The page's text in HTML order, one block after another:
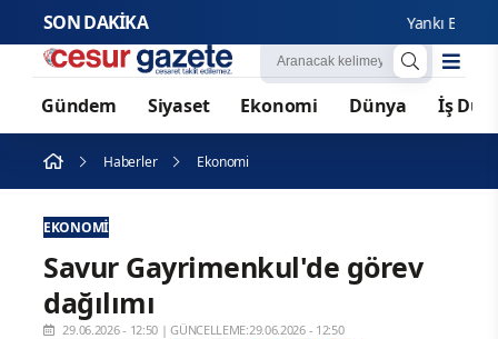
SON DAKİKA Yankı
Gündem Siyaset Ekonomi Dünya İş
Haberler Ekonomi
EKONOMI
Savur Gayrimenkul'de görev
dağılımı
29.06.2026 - 12:50 |GÜNCELLEME:29.06.2026 - 12:50